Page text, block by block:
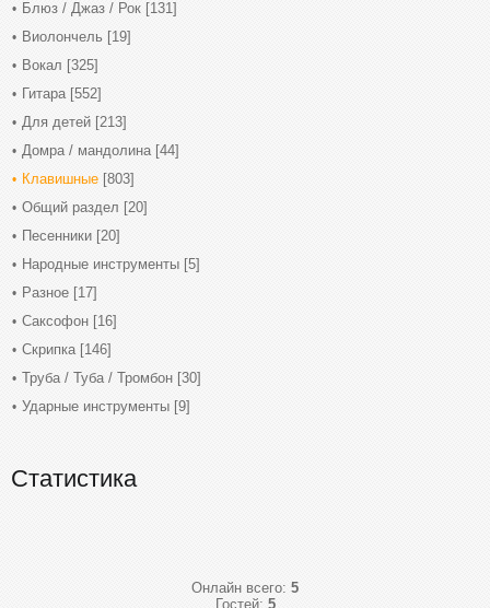
Блюз / Джаз / Рок [131]
Виолончель [19]
Вокал [325]
Гитара [552]
Для детей [213]
Домра / мандолина [44]
Клавишные [803]
Общий раздел [20]
Песенники [20]
Народные инструменты [5]
Разное [17]
Саксофон [16]
Скрипка [146]
Труба / Туба / Тромбон [30]
Ударные инструменты [9]
Статистика
Онлайн всего: 5
Гостей: 5